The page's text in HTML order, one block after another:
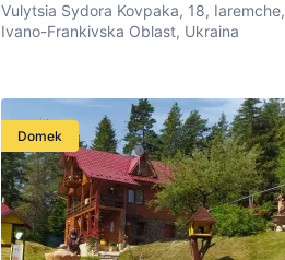
Vulytsia Sydora Kovpaka, 18, Iaremche,
Ivano-Frankivska Oblast, Ukraina
Domek